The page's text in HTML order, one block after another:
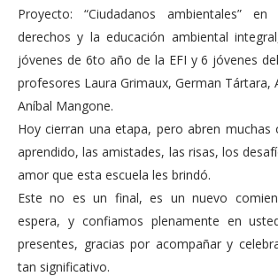
Proyecto: “Ciudadanos ambientales”
derechos y la educación ambiental
jóvenes de 6to año de la EFI y 6 jóvenes
profesores Laura Grimaux, German Tártara,
Aníbal Mangone.
Hoy cierran una etapa, pero abren muchas
aprendido, las amistades, las risas, los
amor que esta escuela les brindó.
Este no es un final, es un nuevo
espera, y confiamos plenamente en
presentes, gracias por acompañar y
tan significativo.